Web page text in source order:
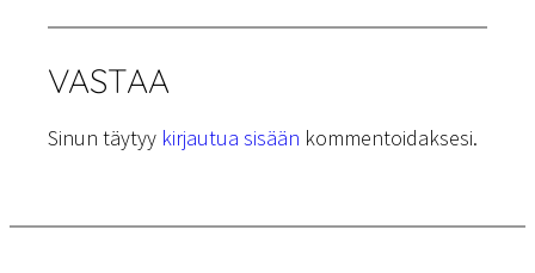
VASTAA
Sinun täytyy kirjautua sisään kommentoidaksesi.